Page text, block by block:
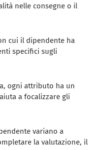
nelle consegne o il
cui il dipendente ha
specifici sugli
ogni attributo ha un
a focalizzare gli
variano a
la valutazione, il